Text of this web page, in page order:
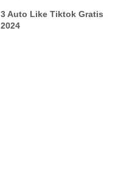
3 Auto Like Tiktok Gratis
2024